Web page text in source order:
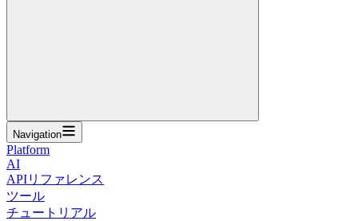
Navigation
Platform
AI
APIリファレンス
ツール
チュートリアル